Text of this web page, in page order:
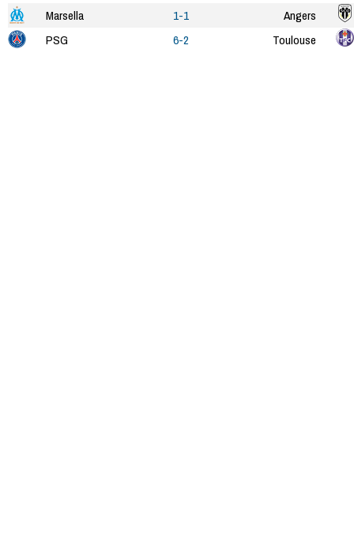
Marsella
1-1
Angers
PSG
6-2 Toulouse